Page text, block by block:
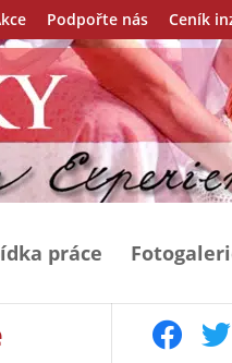
Podpořte nás Ceník
práce
facebook